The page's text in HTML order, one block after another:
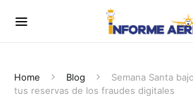
Home Blog
Semana Santa
tus reservas de los fraudes digitales